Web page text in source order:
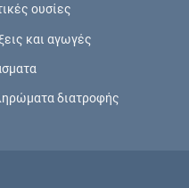
Ενδείξεις και
νόσους, συμπτώματα και
ουσίες
και αγωγές
διατροφής